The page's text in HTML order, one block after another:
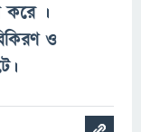
করে ।
ও